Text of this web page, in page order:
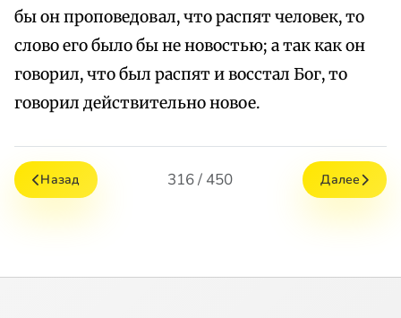
бы он проповедовал, что распят человек, то
слово его было бы не новостью; а так как он
говорил, что был распят и восстал Бог, то
говорил действительно новое.
Назад 316 / 450 Далее